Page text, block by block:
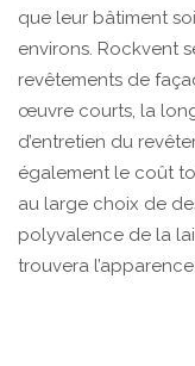
que leur bâtiment
environs. Rockvent
revêtements de
œuvre courts, la
d’entretien du
également le coût
au large choix de
polyvalence de la
trouvera